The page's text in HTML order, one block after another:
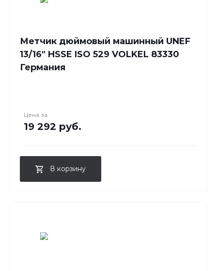
Метчик дюймовый машинный UNEF
13/16" HSSE ISO 529 VOLKEL 83330
Германия
Цена за
19 292 руб.
В корзину